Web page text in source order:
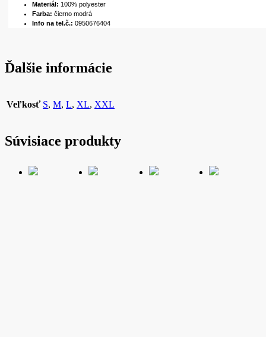
Materiál: 100% polyester
Farba: čierno modrá
Info na tel.č.: 0950676404
Ďalšie informácie
Veľkosť S, M, L, XL, XXL
Súvisiace produkty